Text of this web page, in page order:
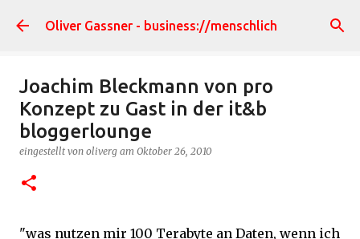
Direkt zum Hauptbereich
Oliver Gassner - business://menschlich
Joachim Bleckmann von pro
Konzept zu Gast in der it&b
bloggerlounge
eingestellt von oliverg am Oktober 26, 2010
"was nutzen mir 100 Terabyte an Daten, wenn ich